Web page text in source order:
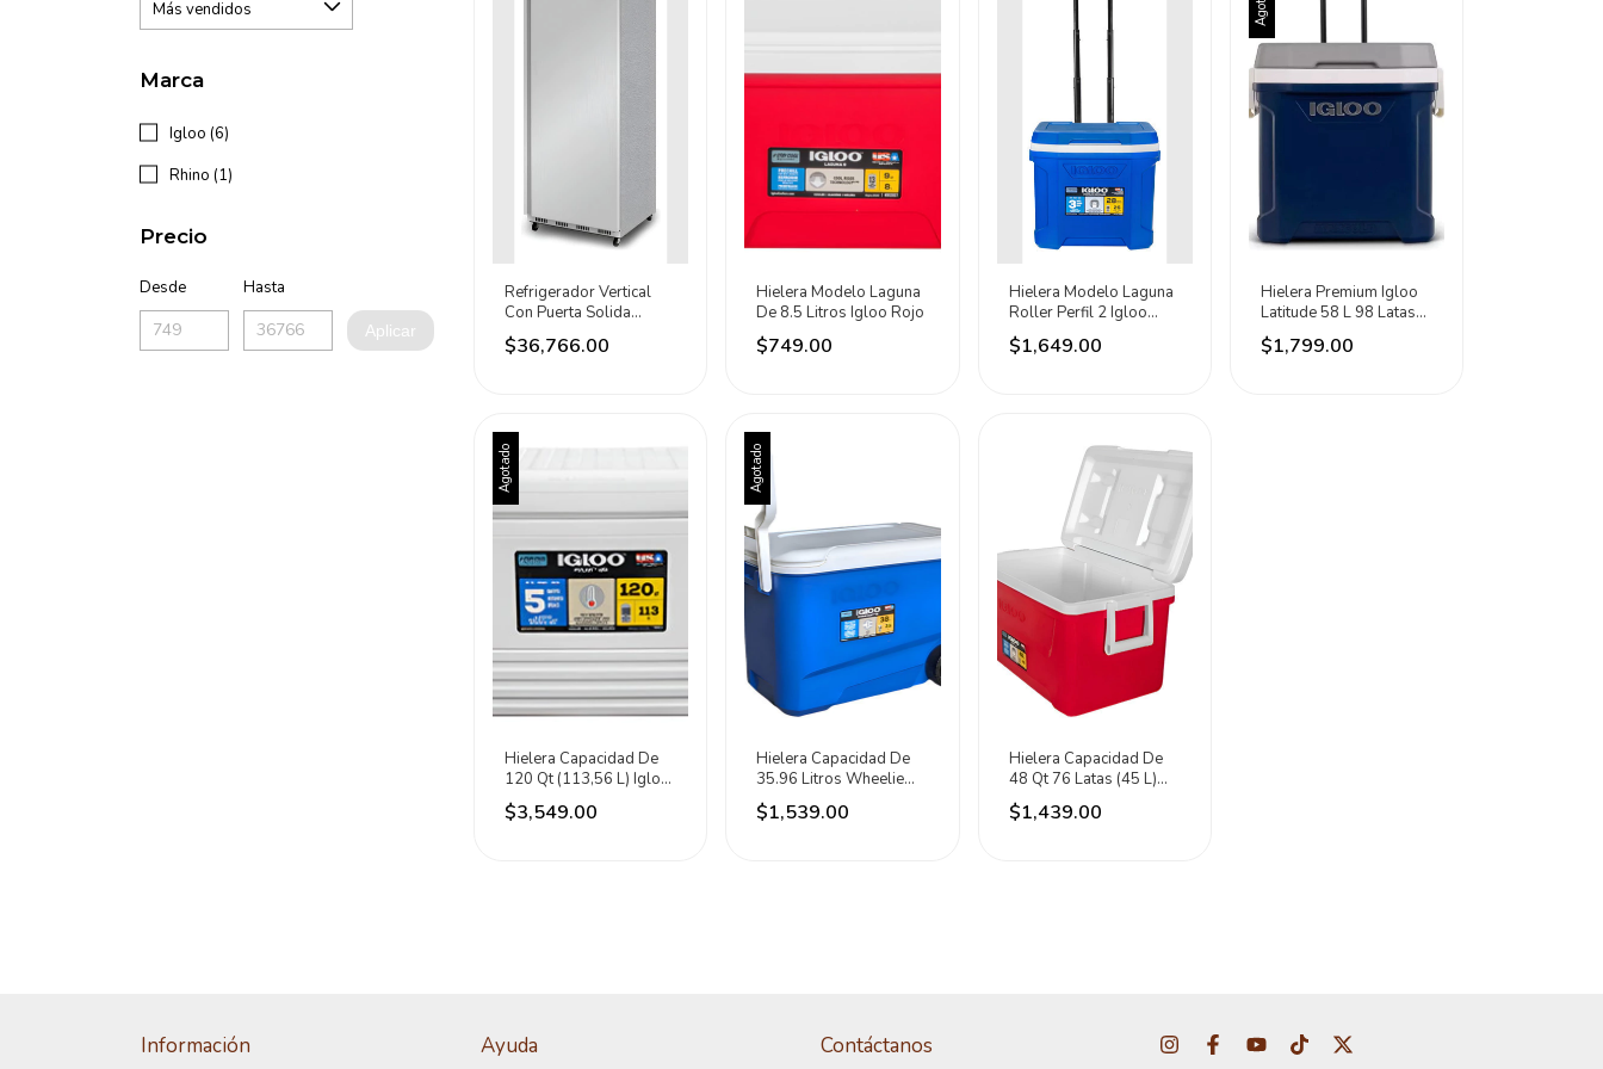
Marca
Igloo (6)
Rhino (1)
Precio
Desde Hasta
Aplicar
Refrigerador Vertical
Con Puerta Solida
Revesol-23 Rhino Gris
$36,766.00
Hielera Modelo Laguna
De 8.5 Litros Igloo Rojo
$749.00
Hielera Modelo Laguna
Roller Perfil 2 Igloo
Azul Acero
$1,649.00
Hielera Premium Igloo
Latitude 58 L 98 Latas
De Alta Calidad Azul
$1,799.00
Agotado
Hielera Capacidad De
120 Qt (113,56 L) Igloo
Blanco
$3,549.00
Agotado
Hielera Capacidad De
35.96 Litros Wheelie
Cool Marca Igloo Azul
$1,539.00
Hielera Capacidad De
48 Qt 76 Latas (45 L)
Igloo Rojo
$1,439.00
Información Ayuda Contáctanos